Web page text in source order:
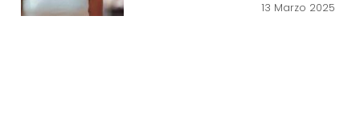
13 Marzo 2025